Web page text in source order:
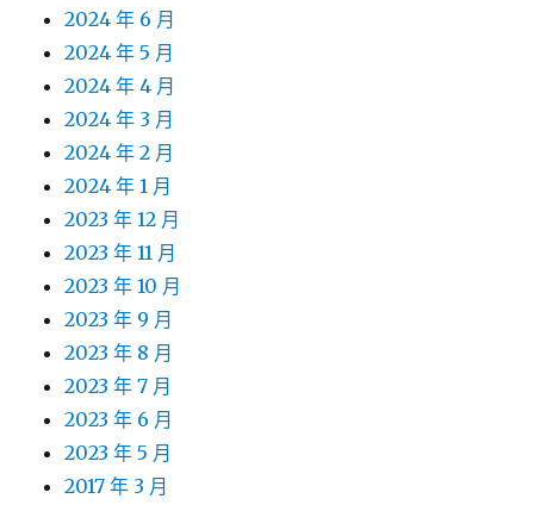
2024 年 6 月
2024 年 5 月
2024 年 4 月
2024 年 3 月
2024 年 2 月
2024 年 1 月
2023 年 12 月
2023 年 11 月
2023 年 10 月
2023 年 9 月
2023 年 8 月
2023 年 7 月
2023 年 6 月
2023 年 5 月
2017 年 3 月